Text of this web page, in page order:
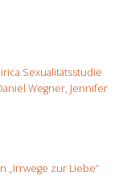
Sexualitätsstudie
Wegner, Jennifer
„Irrwege zur Liebe“